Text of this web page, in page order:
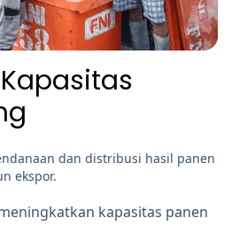
dan distribusi hasil panen
ekspor.
kapasitas panen